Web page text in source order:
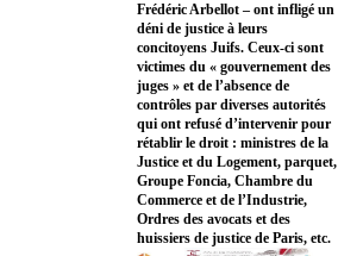
Frédéric Arbellot – ont infligé un
déni de justice à leurs
concitoyens Juifs. Ceux-ci sont
victimes du « gouvernement des
juges » et de l’absence de
contrôles par diverses autorités
qui ont refusé d’intervenir pour
rétablir le droit : ministres de la
Justice et du Logement, parquet,
Groupe Foncia, Chambre du
Commerce et de l’Industrie,
Ordres des avocats et des
huissiers de justice de Paris, etc.